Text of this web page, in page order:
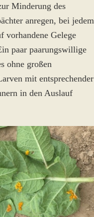
Minderung des
anregen, bei jedem
vorhandene Gelege
paar paarungswillige
ohne großen
mit entsprechender
in den Auslauf